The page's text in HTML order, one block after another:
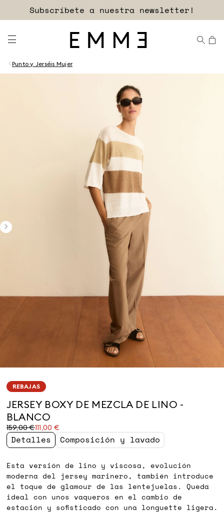
Subscríbete a nuestra newsletter!
Punto y Jerséis Mujer
REBAJAS
JERSEY BOXY DE MEZCLA DE LINO -
BLANCO
159,00 €111,00 €
Precio
original
159,00
Precio
actual
111,00
Detalles Composición y lavado
Esta versión de lino y viscosa, evolución
moderna del jersey marinero, también introduce
el toque de glamour de las lentejuelas. Queda
ideal con unos vaqueros en el cambio de
estación y sofisticado con una longuette ligera.